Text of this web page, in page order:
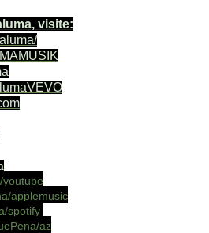
visite:
applemusic
spotify
az